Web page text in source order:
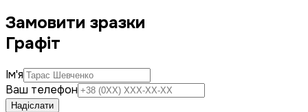
Замовити зразки
Графіт
Ім'я
Ваш телефон
Надіслати